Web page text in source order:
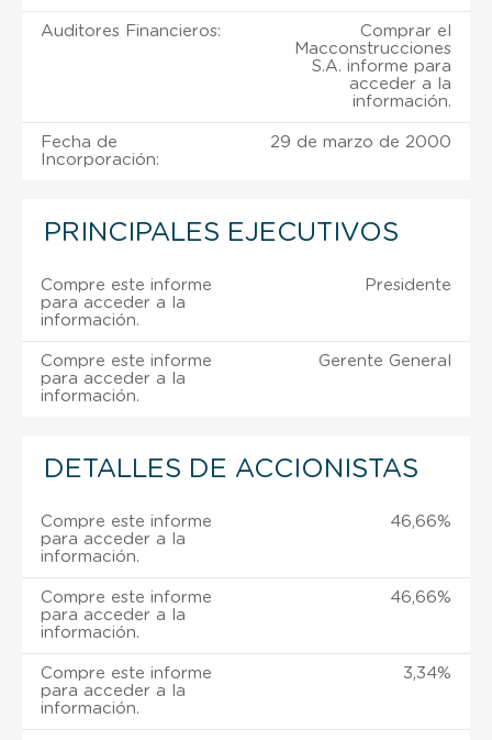
Auditores Financieros:
Comprar el
Macconstrucciones
S.A. informe para
acceder a la
información.
Fecha de
Incorporación:
29 de marzo de 2000
PRINCIPALES EJECUTIVOS
Compre este informe
para acceder a la
información.
Presidente
Compre este informe
para acceder a la
información.
Gerente General
DETALLES DE ACCIONISTAS
Compre este informe
para acceder a la
información.
46,66%
Compre este informe
para acceder a la
información.
46,66%
Compre este informe
para acceder a la
información.
3,34%